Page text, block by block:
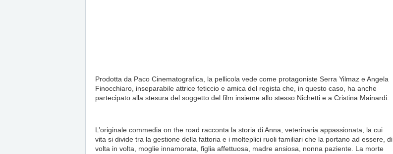
Prodotta da Paco Cinematografica, la pellicola vede come protagoniste Serra Yilmaz e Angela
Finocchiaro, inseparabile attrice feticcio e amica del regista che, in questo caso, ha anche
partecipato alla stesura del soggetto del film insieme allo stesso Nichetti e a Cristina Mainardi.
L’originale commedia on the road racconta la storia di Anna, veterinaria appassionata, la cui
vita si divide tra la gestione della fattoria e i molteplici ruoli familiari che la portano ad essere, di
volta in volta, moglie innamorata, figlia affettuosa, madre ansiosa, nonna paziente. La morte